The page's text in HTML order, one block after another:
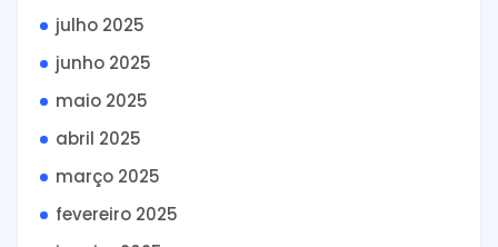
julho 2025
junho 2025
maio 2025
abril 2025
março 2025
fevereiro 2025